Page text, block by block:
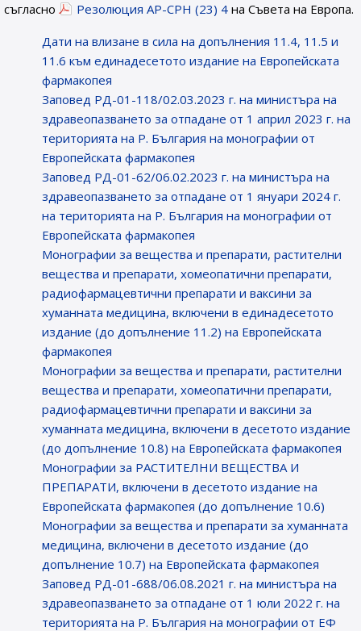
съгласно
Резолюция AP-CPH (23) 4 на Съвета на Европа.
Дати на влизане в сила на допълнения 11.4, 11.5 и
11.6 към единадесетото издание на Европейската
фармакопея
Заповед РД-01-118/02.03.2023 г. на министъра на
здравеопазването за отпадане от 1 април 2023 г. на
територията на Р. България на монографии от
Европейската фармакопея
Заповед РД-01-62/06.02.2023 г. на министъра на
здравеопазването за отпадане от 1 януари 2024 г.
на територията на Р. България на монографии от
Европейската фармакопея
Монографии за вещества и препарати, растителни
вещества и препарати, хомеопатични препарати,
радиофармацевтични препарати и ваксини за
хуманната медицина, включени в единадесетото
издание (до допълнение 11.2) на Европейската
фармакопея
Монографии за вещества и препарати, растителни
вещества и препарати, хомеопатични препарати,
радиофармацевтични препарати и ваксини за
хуманната медицина, включени в десетото издание
(до допълнение 10.8) на Европейската фармакопея
Монографии за РАСТИТЕЛНИ ВЕЩЕСТВА И
ПРЕПАРАТИ, включени в десетото издание на
Европейската фармакопея (до допълнение 10.6)
Монографии за вещества и препарати за хуманната
медицина, включени в десетото издание (до
допълнение 10.7) на Европейската фармакопея
Заповед РД-01-688/06.08.2021 г. на министъра на
здравеопазването за отпадане от 1 юли 2022 г. на
територията на Р. България на монографии от ЕФ